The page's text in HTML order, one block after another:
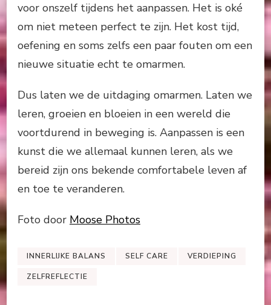
voor onszelf tijdens het aanpassen. Het is oké
om niet meteen perfect te zijn. Het kost tijd,
oefening en soms zelfs een paar fouten om een
nieuwe situatie echt te omarmen.
Dus laten we de uitdaging omarmen. Laten we
leren, groeien en bloeien in een wereld die
voortdurend in beweging is. Aanpassen is een
kunst die we allemaal kunnen leren, als we
bereid zijn ons bekende comfortabele leven af
en toe te veranderen.
Foto door Moose Photos
INNERLIJKE BALANS SELF CARE VERDIEPING
ZELFREFLECTIE